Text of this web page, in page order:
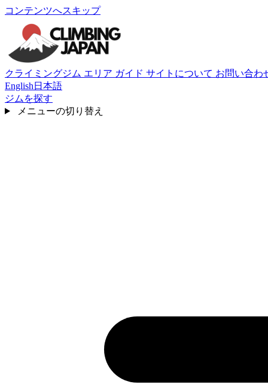
コンテンツへスキップ
クライミングジム エリア ガイド サイトについて お問い合わ
English 日本語
ジムを探す
メニューの切り替え